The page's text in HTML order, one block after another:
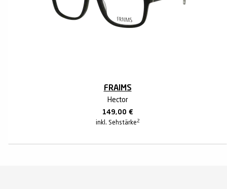
FRAIMS
Hector
149,00 €
inkl. Sehstärke 2